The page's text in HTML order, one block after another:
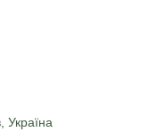
Україна